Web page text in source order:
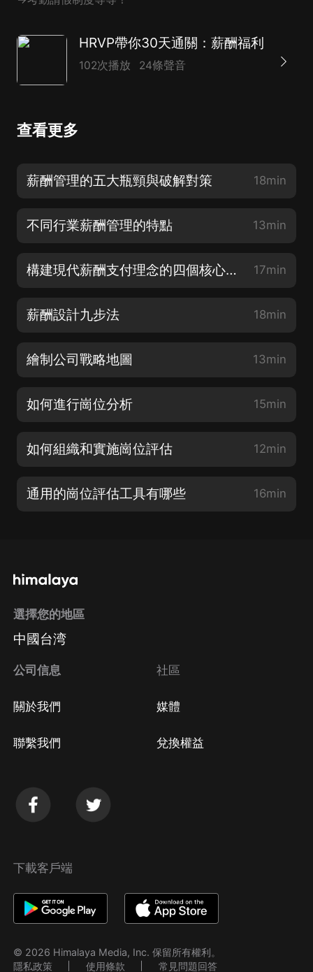
HRVP帶你30天通關：薪酬福利
102次播放 24條聲音
查看更多
薪酬管理的五大瓶頸與破解對策 18min
不同行業薪酬管理的特點 13min
構建現代薪酬支付理念的四個核心要素 17min
薪酬設計九步法 18min
繪制公司戰略地圖 13min
如何進行崗位分析 15min
如何組織和實施崗位評估 12min
通用的崗位評估工具有哪些 16min
選擇您的地區
中國台湾
公司信息
關於我們
聯繫我們
社區
媒體
兌換權益
下載客戶端
© 2026 Himalaya Media, Inc. 保留所有權利。
隱私政策
使用條款 常見問題回答